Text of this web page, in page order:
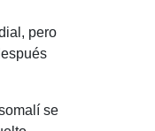
pero
se